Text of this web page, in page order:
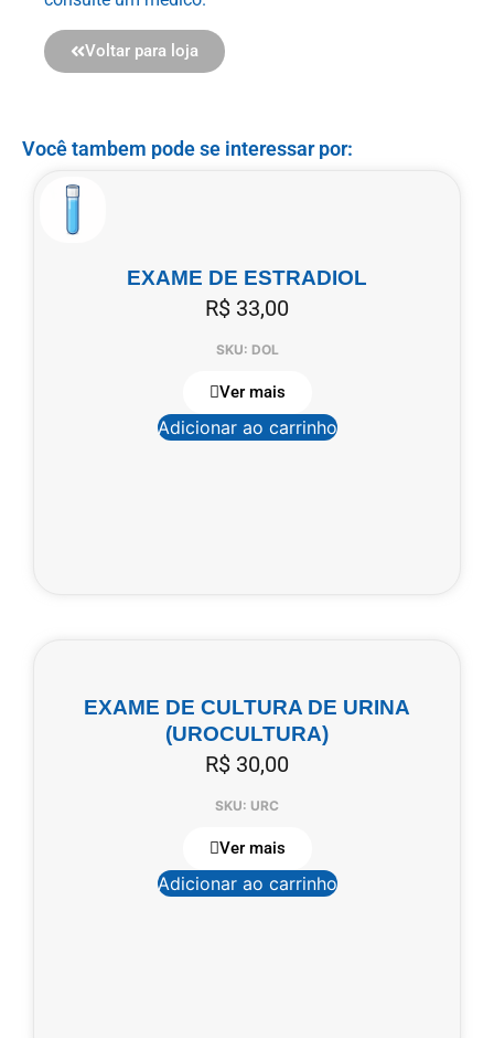
Voltar para loja
Você tambem pode se interessar por:
EXAME DE ESTRADIOL
R$ 33,00
SKU: DOL
Ver mais
Adicionar ao carrinho
EXAME DE CULTURA DE URINA
(UROCULTURA)
R$ 30,00
SKU: URC
Ver mais
Adicionar ao carrinho